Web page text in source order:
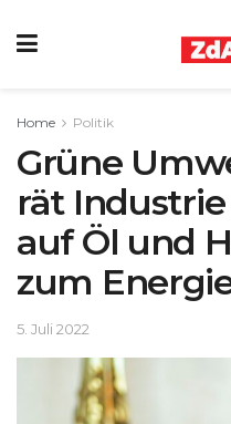
Home Politik
Grüne
rät
auf Öl und
zum
5. Juli 2022